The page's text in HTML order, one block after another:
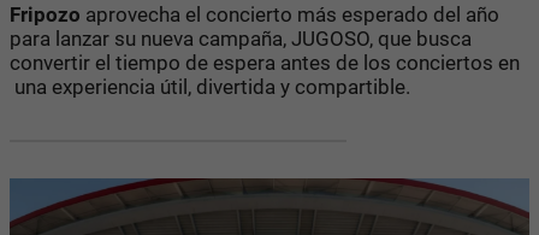
Fripozo aprovecha el concierto más esperado del año
para lanzar su nueva campaña, JUGOSO, que busca
convertir el tiempo de espera antes de los conciertos en
una experiencia útil, divertida y compartible.